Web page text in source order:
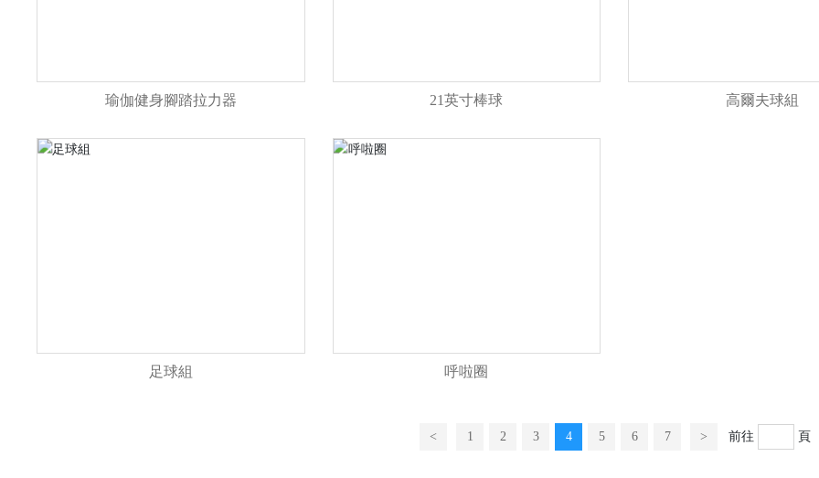
瑜伽健身腳踏拉力器 21英寸棒球 高爾夫球組
足球組 呼啦圈
< 1 2 3 4 5 6 7 > 前往 頁